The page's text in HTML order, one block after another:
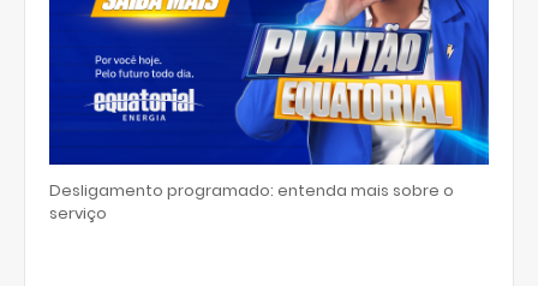
Desligamento programado: entenda mais sobre o
serviço